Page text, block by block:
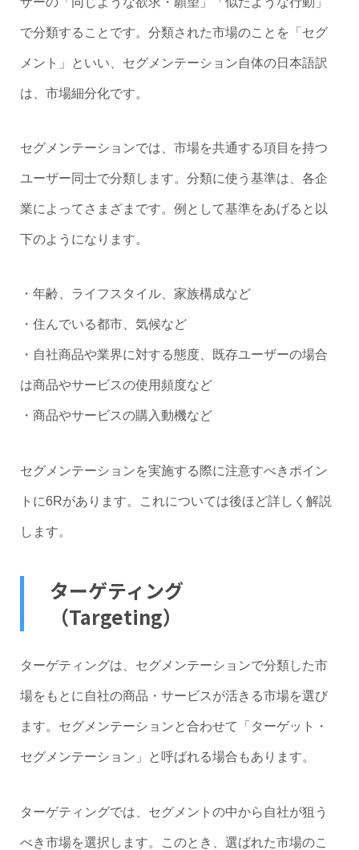
で分類することです。分類された市場のことを「セグ
メント」といい、セグメンテーション自体の日本語訳
は、市場細分化です。
セグメンテーションでは、市場を共通する項目を持つ
ユーザー同士で分類します。分類に使う基準は、各企
業によってさまざまです。例として基準をあげると以
下のようになります。
・年齢、ライフスタイル、家族構成など
・住んでいる都市、気候など
・自社商品や業界に対する態度、既存ユーザーの場合
は商品やサービスの使用頻度など
・商品やサービスの購入動機など
セグメンテーションを実施する際に注意すべきポイン
トに6Rがあります。これについては後ほど詳しく解説
します。
ターゲティング
（Targeting）
ターゲティングは、セグメンテーションで分類した市
場をもとに自社の商品・サービスが活きる市場を選び
ます。セグメンテーションと合わせて「ターゲット・
セグメンテーション」と呼ばれる場合もあります。
ターゲティングでは、セグメントの中から自社が狙う
べき市場を選択します。このとき、選ばれた市場のこ